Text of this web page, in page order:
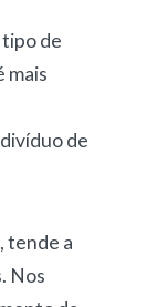
de
mais
de
tende a
Nos